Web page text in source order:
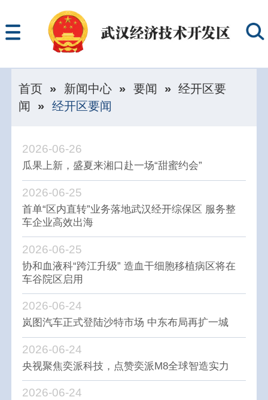
首页 » 新闻中心 » 要闻 » 经开区要
闻
» 经开区要闻
瓜果上新，盛夏来湘口赴一场“甜蜜约会”
2026-06-26
首单“区内直转”业务落地武汉经开综保区 服务整
车企业高效出海
2026-06-25
协和血液科“跨江升级” 造血干细胞移植病区将在
车谷院区启用
2026-06-25
岚图汽车正式登陆沙特市场 中东布局再扩一城
2026-06-24
央视聚焦奕派科技，点赞奕派M8全球智造实力
2026-06-24
2026-06-24